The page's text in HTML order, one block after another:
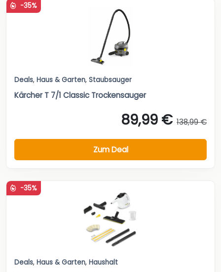
-35%
Deals, Haus & Garten, Staubsauger
Kärcher T 7/1 Classic Trockensauger
89,99 € 138,99 €
Zum Deal
-35%
Deals, Haus & Garten, Haushalt